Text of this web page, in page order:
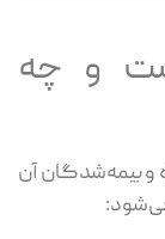
و چه
و بیمه‌شدگان آن